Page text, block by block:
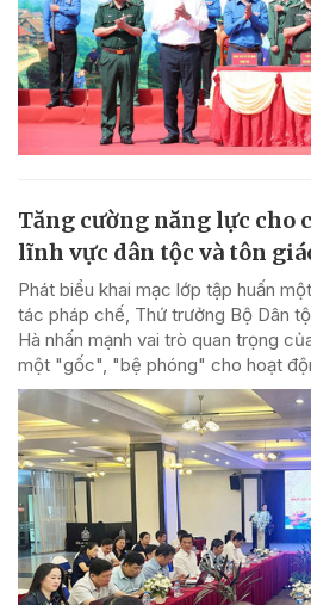
Tăng cường năng lực cho
lĩnh vực dân tộc và tôn
Phát biểu khai mạc lớp tập huấn
tác pháp chế, Thứ trưởng Bộ Dân
Hà nhấn mạnh vai trò quan trọng
một "gốc", "bệ phóng" cho hoạt